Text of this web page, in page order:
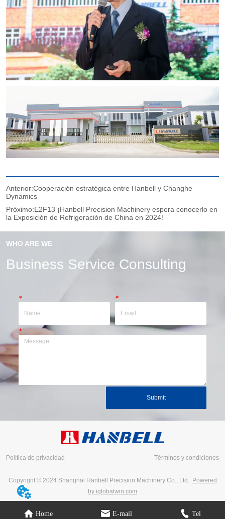
Anterior:Cooperación estratégica entre Hanbell y Changhe
Dynamics
Próximo:E2F13 ¡Hanbell Precision Machinery espera conocerlo en
la Exposición de Refrigeración de China en 2024!
WHO ARE WE
Business Service Consulting
* *
*
Submit
Política de privacidad Términos y condiciones
Copyright © 2024 Shanghai Hanbell Precision Machinery Co., Ltd.
Powered
by iglobalwin.com
Home E-mail Tel